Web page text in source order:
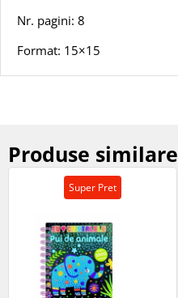
Nr. pagini: 8
Format: 15×15
Produse similare
Super Pret